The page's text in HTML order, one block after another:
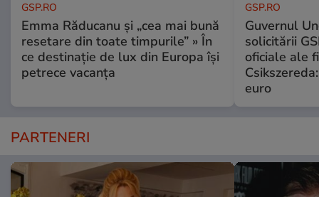
GSP.RO
Emma Răducanu și „cea mai bună
resetare din toate timpurile” » În
ce destinație de lux din Europa își
petrece vacanța
GSP.RO
Guvernul
solicitării
oficiale ale
euro
PARTENERI